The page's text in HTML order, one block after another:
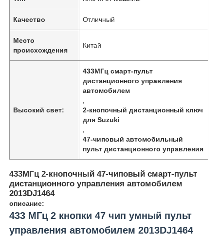
Качество Отличный
Место
происхождения
Китай
Высокий свет:
433МГц смарт-пульт
дистанционного управления
автомобилем
2-кнопочный дистанционный ключ
для Suzuki
47-чиповый автомобильный
пульт дистанционного управления
433МГц 2-кнопочный 47-чиповый смарт-пульт
дистанционного управления автомобилем
2013DJ1464
описание:
433 МГц 2 кнопки 47 чип умный пульт
управления автомобилем 2013DJ1464